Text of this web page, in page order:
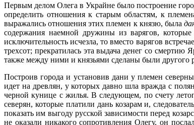
Первым делом Олега в Украйне было построение
определить отношения к старым областям, к
выражались отношения этих племен к князю, была
содержания наемной дружины из варягов,
исключительность исчезла, то вместо варягов
трехсот; прекратилась эта выдача денег со
также между ними и князьями сделаны были другого
Построив города и установив дани у племен
идет на древлян, у которых давно шла вражда с
черной кунице с жилья. В следующем, по счету
северян, которые платили дань козарам и,
показать им выгоду русской зависимости перед
не оказали никакого сопротивления Олегу, он